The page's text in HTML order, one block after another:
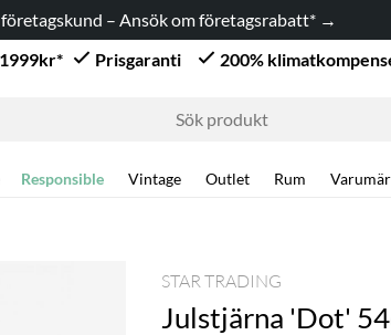
– Ansök om företagsrabatt* →
Prisgaranti 200%
Responsible Vintage Outlet Rum
STAR TRADING
Julstjärna 'Dot'